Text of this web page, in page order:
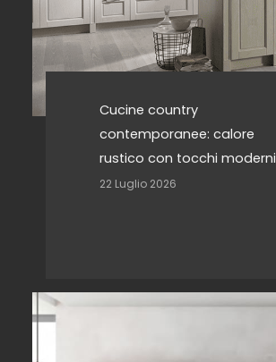
Cucine country
contemporanee: calore
rustico con tocchi moderni
22 Luglio 2026